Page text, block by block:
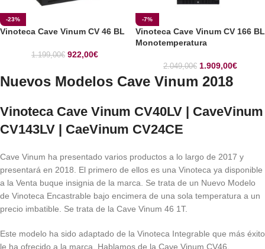
-23%
Vinoteca Cave Vinum CV 46 BL
1.199,00€ 922,00€
-7%
Vinoteca Cave Vinum CV 166 BL
Monotemperatura
2.049,00€ 1.909,00€
Nuevos Modelos Cave Vinum 2018
Vinoteca Cave Vinum CV40LV | CaveVinum
CV143LV | CaeVinum CV24CE
Cave Vinum ha presentado varios productos a lo largo de 2017 y
presentará en 2018. El primero de ellos es una Vinoteca ya disponible
a la Venta buque insignia de la marca. Se trata de un Nuevo Modelo
de Vinoteca Encastrable bajo encimera de una sola temperatura a un
precio imbatible. Se trata de la Cave Vinum 46 1T.
Este modelo ha sido adaptado de la Vinoteca Integrable que más éxito
le ha ofrecido a la marca. Hablamos de la Cave Vinum CV46.